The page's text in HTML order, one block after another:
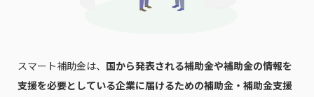
スマート補助金は、 国から発表される補助金や補助金の情報を
支援を必要としている企業に届けるための補助金・補助金支援